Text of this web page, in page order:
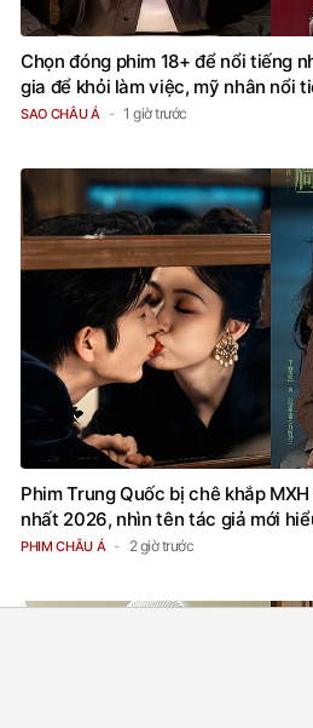
Chọn đóng phim 18+ để nổi tiếng
gia để khỏi làm việc, mỹ nhân nổi
SAO CHÂU Á 1 giờ trước
Phim Trung Quốc bị chê khắp
nhất 2026, nhìn tên tác giả mới
PHIM CHÂU Á 2 giờ trước